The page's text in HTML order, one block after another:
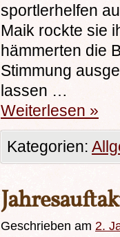
sportlerhelfen
Maik rockte sie
hämmerten die
Stimmung
lassen …
Weiterlesen »
Kategorien:
Geschrieben am 2.